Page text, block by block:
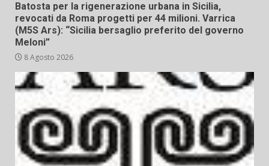
Batosta per la rigenerazione urbana in Sicilia,
revocati da Roma progetti per 44 milioni. Varrica
(M5S Ars): “Sicilia bersaglio preferito del governo
Meloni”
8 Agosto 2026